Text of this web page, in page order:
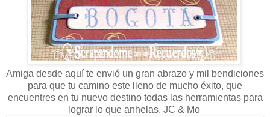
Amiga desde aquí te envió un gran abrazo y mil bendiciones
para que tu camino este lleno de mucho éxito, que
encuentres en tu nuevo destino todas las herramientas para
lograr lo que anhelas. JC & Mo